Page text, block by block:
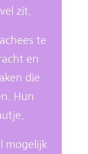
zit.
te
en
die
Hun
mogelijk